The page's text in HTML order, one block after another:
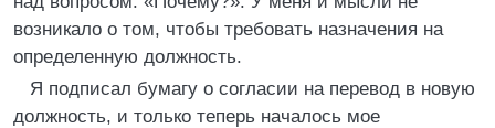
возникало о том, чтобы требовать назначения на
определенную должность.
Я подписал бумагу о согласии на перевод в новую
должность, и только теперь началось мое